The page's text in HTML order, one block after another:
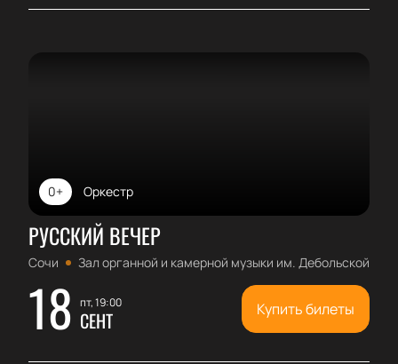
Оркестр
0+
РУССКИЙ ВЕЧЕР
Сочи Зал органной и камерной музыки им. Дебольской
18 пт, 19:00
СЕНТ Купить билеты